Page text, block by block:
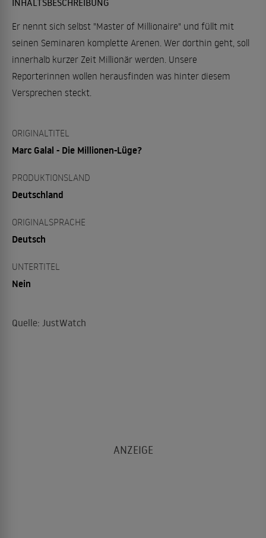
INHALTSBESCHREIBUNG
Er nennt sich selbst "Master of Millionaire" und füllt mit
seinen Seminaren komplette Arenen. Wer dorthin geht, soll
innerhalb kurzer Zeit Millionär werden. Unsere
Reporterinnen wollen herausfinden was hinter diesem
Versprechen steckt.
ORIGINALTITEL
Marc Galal - Die Millionen-Lüge?
PRODUKTIONSLAND
Deutschland
ORIGINALSPRACHE
Deutsch
UNTERTITEL
Nein
Quelle: JustWatch